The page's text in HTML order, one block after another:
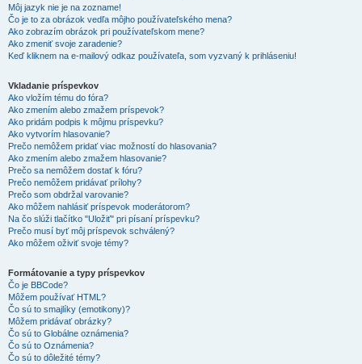
Môj jazyk nie je na zozname!
Čo je to za obrázok vedľa môjho používateľského mena?
Ako zobrazím obrázok pri používateľskom mene?
Ako zmeniť svoje zaradenie?
Keď kliknem na e-mailový odkaz používateľa, som vyzvaný k prihláseniu!
Vkladanie príspevkov
Ako vložím tému do fóra?
Ako zmením alebo zmažem príspevok?
Ako pridám podpis k môjmu príspevku?
Ako vytvorím hlasovanie?
Prečo nemôžem pridať viac možností do hlasovania?
Ako zmením alebo zmažem hlasovanie?
Prečo sa nemôžem dostať k fóru?
Prečo nemôžem pridávať prílohy?
Prečo som obdržal varovanie?
Ako môžem nahlásiť príspevok moderátorom?
Na čo slúži tlačítko "Uložiť" pri písaní príspevku?
Prečo musí byť môj príspevok schválený?
Ako môžem oživiť svoje témy?
Formátovanie a typy príspevkov
Čo je BBCode?
Môžem používať HTML?
Čo sú to smajlíky (emotikony)?
Môžem pridávať obrázky?
Čo sú to Globálne oznámenia?
Čo sú to Oznámenia?
Čo sú to dôležité témy?